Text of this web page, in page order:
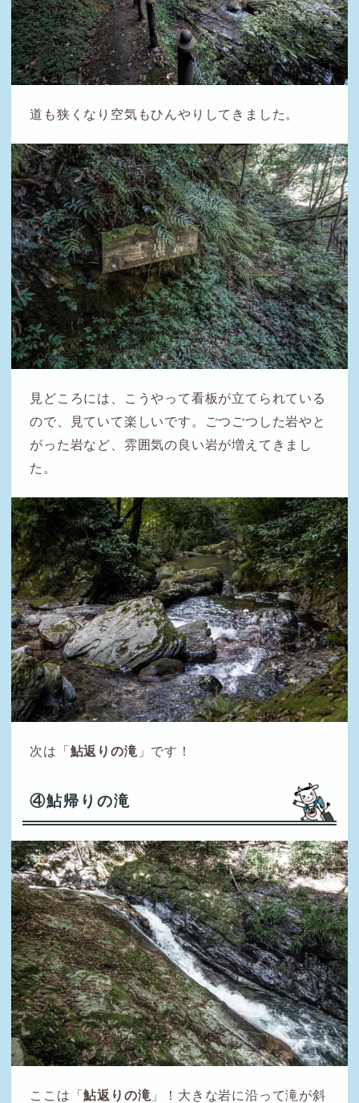
道も狭くなり空気もひんやりしてきました。
見どころには、こうやって看板が立てられている
ので、見ていて楽しいです。ごつごつした岩やと
がった岩など、雰囲気の良い岩が増えてきまし
た。
次は「 鮎返りの滝 」です！
④鮎帰りの滝
ここは「鮎返りの滝 」！大きな岩に沿って滝が斜